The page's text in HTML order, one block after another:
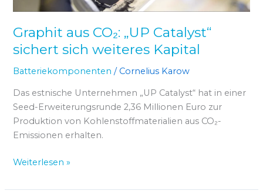
Graphit aus CO₂: „UP Catalyst“
sichert sich weiteres Kapital
Batteriekomponenten / Cornelius Karow
Das estnische Unternehmen „UP Catalyst“ hat in einer
Seed-Erweiterungsrunde 2,36 Millionen Euro zur
Produktion von Kohlenstoffmaterialien aus CO₂-
Emissionen erhalten.
Weiterlesen »